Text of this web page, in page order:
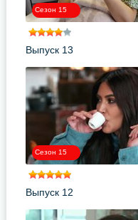
Сезон 15
Выпуск 13
Сезон 15
Выпуск 12